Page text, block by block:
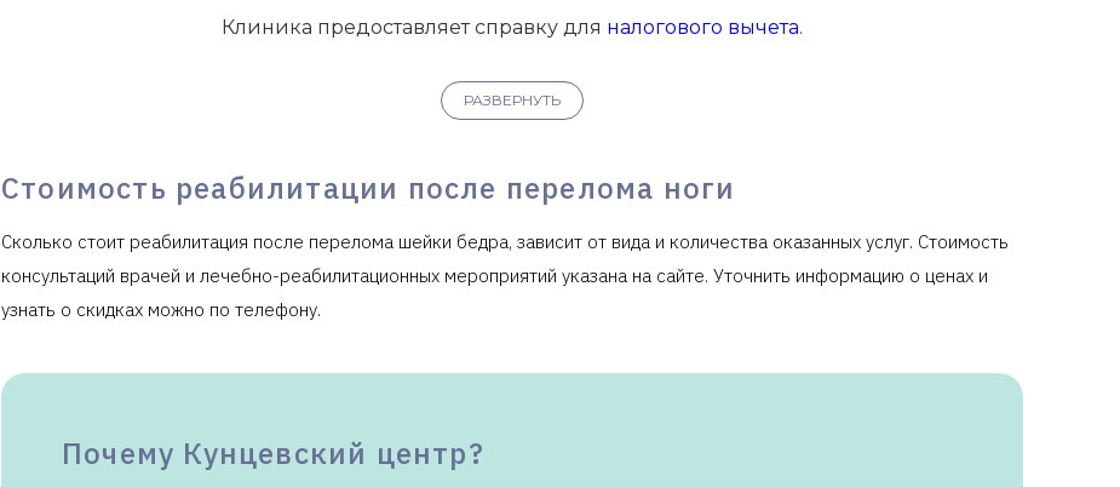
Клиника предоставляет справку для налогового вычета.
РАЗВЕРНУТЬ
Стоимость реабилитации после перелома ноги
Сколько стоит реабилитация после перелома шейки бедра, зависит от вида и количества оказанных услуг. Стоимость
консультаций врачей и лечебно-реабилитационных мероприятий указана на сайте. Уточнить информацию о ценах и
узнать о скидках можно по телефону.
Почему Кунцевский центр?